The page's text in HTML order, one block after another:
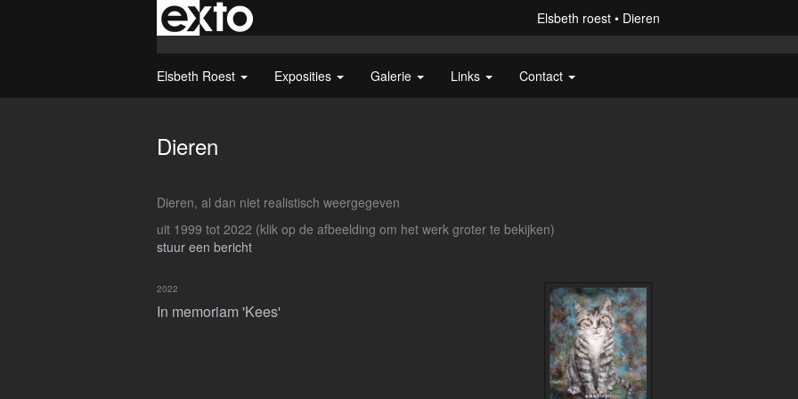
Elsbeth roest Dieren
Elsbeth Roest Exposities Galerie Links Contact
Dieren
Dieren, al dan niet realistisch weergegeven
uit 1999 tot 2022 (klik op de afbeelding om het werk groter te bekijken)
stuur een bericht
In memoriam 'Kees'
2022